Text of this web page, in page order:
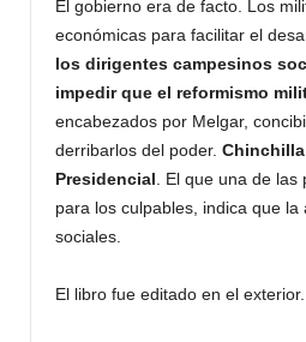
El gobierno era de facto. Los
económicas para facilitar el
los dirigentes campesinos
impedir que el reformismo
encabezados por Melgar,
derribarlos del poder.
Presidencial . El que una de
para los culpables, indica que
sociales.
El libro fue editado en el